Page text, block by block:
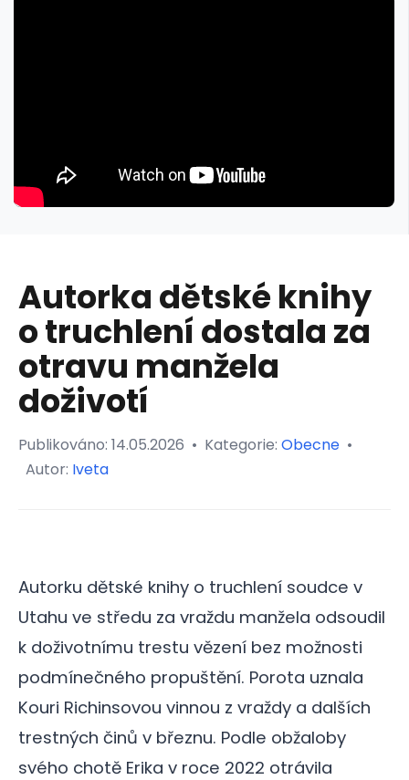
Autorka dětské knihy
o truchlení dostala za
otravu manžela
doživotí
Publikováno: 14.05.2026 • Kategorie: Obecne •
Autor: Iveta
Autorku dětské knihy o truchlení soudce v
Utahu ve středu za vraždu manžela odsoudil
k doživotnímu trestu vězení bez možnosti
podmínečného propuštění. Porota uznala
Kouri Richinsovou vinnou z vraždy a dalších
trestných činů v březnu. Podle obžaloby
svého chotě Erika v roce 2022 otrávila